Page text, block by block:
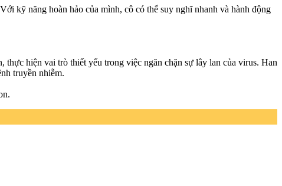
kỹ năng hoàn hảo của mình, cô có thể suy nghĩ nhanh và hành động
hiện vai trò thiết yếu trong việc ngăn chặn sự lây lan của virus. Han
truyền nhiễm.